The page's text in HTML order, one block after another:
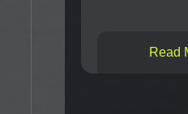
Read